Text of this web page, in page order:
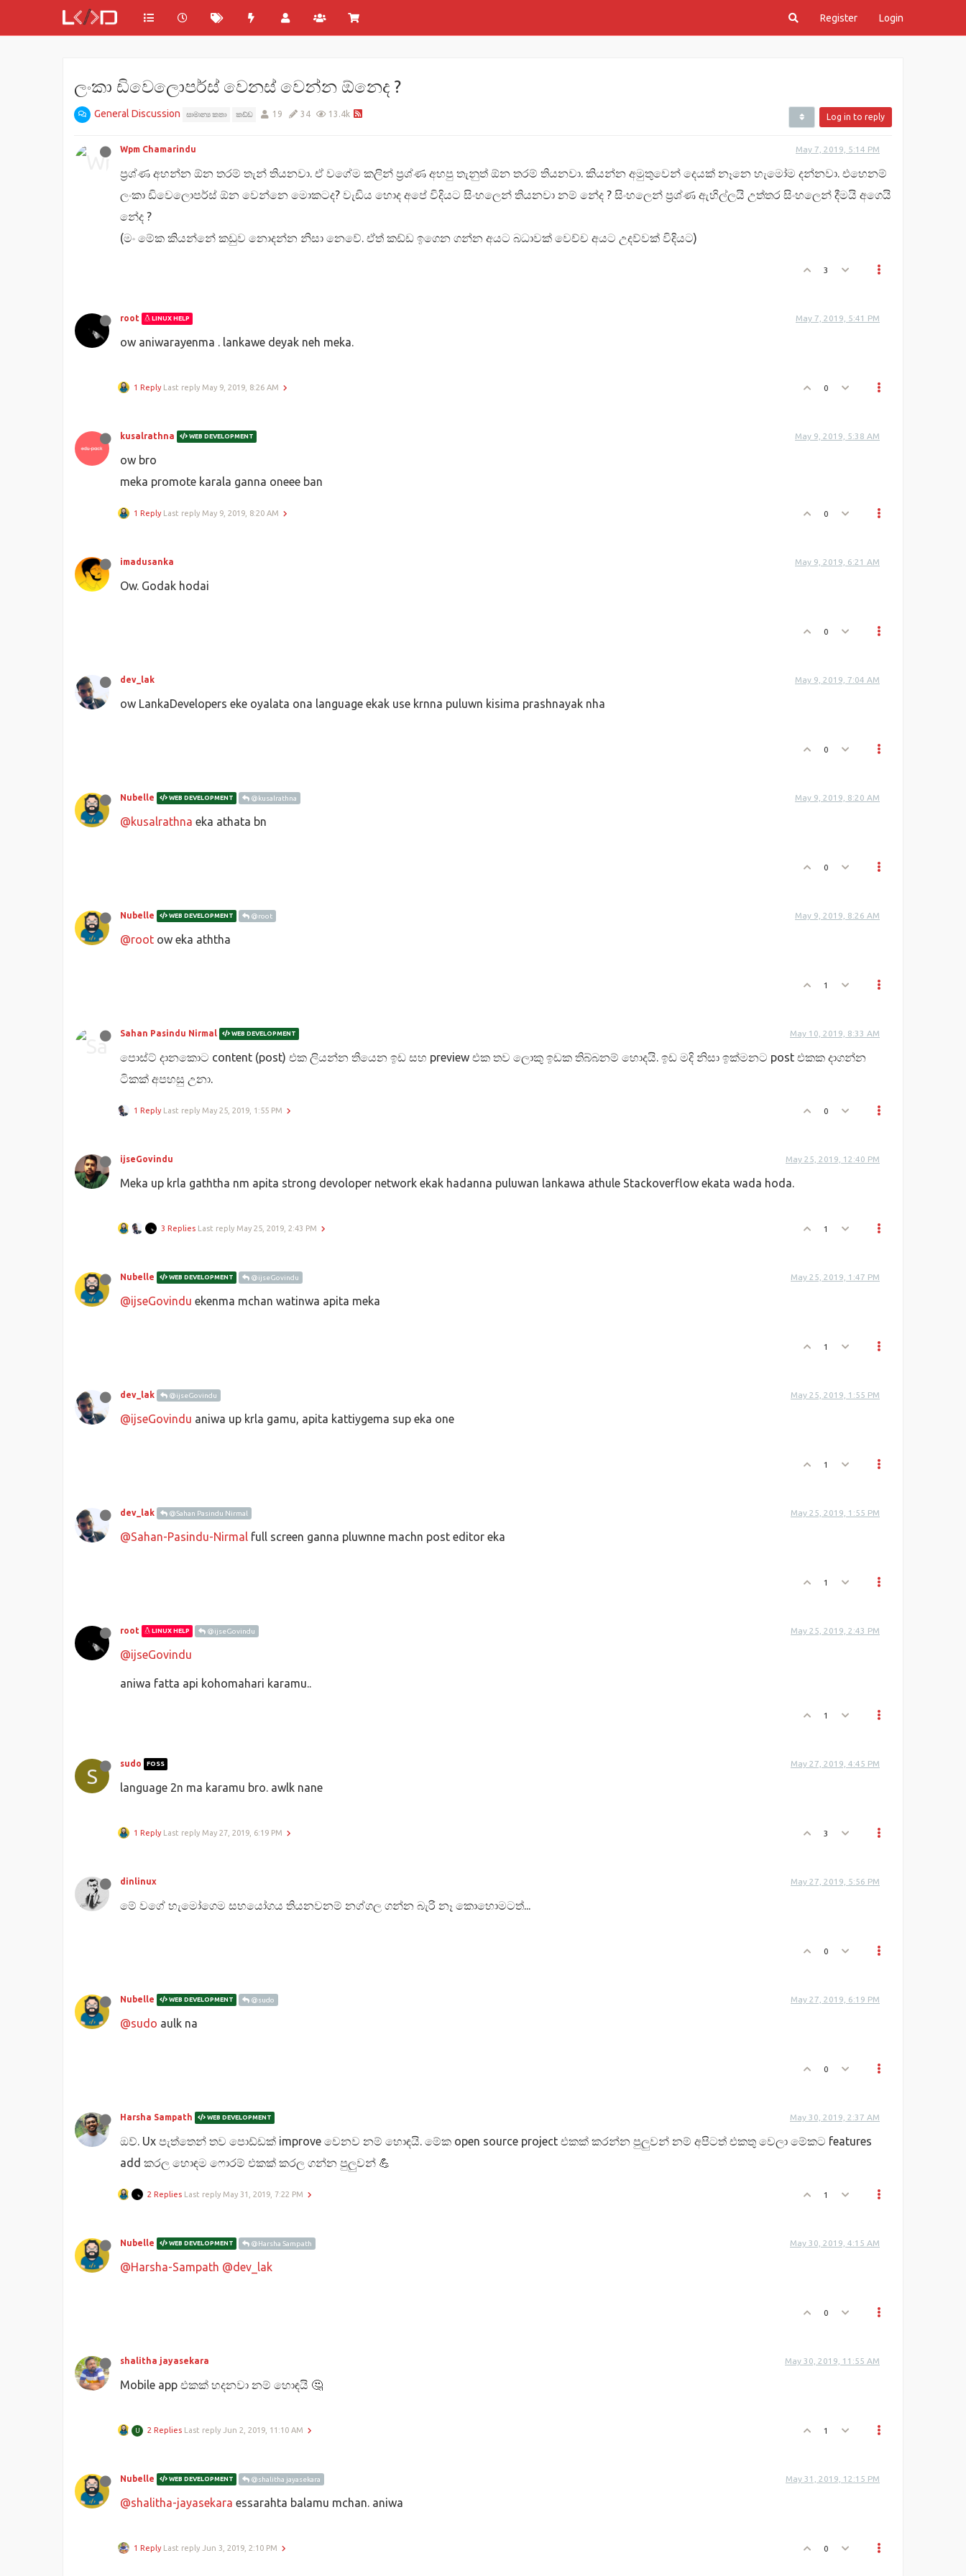
Register Login
ලංකා ඩිවෙලොපර්ස් වෙනස් වෙන්න ඕනෙද ?
General Discussion සාමාන්‍ය කතා කඩ්ඩ 19 34 13.4k Log in to reply
Wpm Chamarindu May 7, 2019, 5:14 PM
ප්‍රශ්ණ අහන්න ඕන තරම් තැන් තියනවා. ඒ වගේම කලින් ප්‍රශ්ණ අහපු තැනුත් ඕන තරම් තියනවා. කියන්න අමුතුවෙන් දෙයක් නෑනෙ හැමෝම දන්නවා. එහෙනම්
ලංකා ඩිවෙලොපර්ස් ඕන වෙන්නෙ මොකටද? වැඩිය හොද අපේ විදියට සිංහලෙන් තියනවා නම් නේද ? සිංහලෙන් ප්‍රශ්ණ ඇහිල්ලයි උත්තර සිංහලෙන් දීමයි අගෙයි
නේද ?
(මං මේක කියන්නේ කඩුව නොදන්න නිසා නෙවේ. ඒත් කඩ්ඩ ඉගෙන ගන්න අයට බධාවක් වෙච්ච අයට උදව්වක් විදියට)
3
root LINUX HELP May 7, 2019, 5:41 PM
ow aniwarayenma . lankawe deyak neh meka.
1 Reply Last reply May 9, 2019, 8:26 AM 0
kusalrathna WEB DEVELOPMENT May 9, 2019, 5:38 AM
ow bro
meka promote karala ganna oneee ban
1 Reply Last reply May 9, 2019, 8:20 AM 0
imadusanka May 9, 2019, 6:21 AM
Ow. Godak hodai
0
dev_lak May 9, 2019, 7:04 AM
ow LankaDevelopers eke oyalata ona language ekak use krnna puluwn kisima prashnayak nha
0
Nubelle WEB DEVELOPMENT @kusalrathna May 9, 2019, 8:20 AM
@kusalrathna eka athata bn
0
Nubelle WEB DEVELOPMENT @root May 9, 2019, 8:26 AM
@root ow eka aththa
1
Sahan Pasindu Nirmal WEB DEVELOPMENT May 10, 2019, 8:33 AM
පොස්ට් දානකොට content (post) එක ලියන්න තියෙන ඉඩ සහ preview එක තව ලොකු ඉඩක තිබ්බනම් හොදයි. ඉඩ මදි නිසා ඉක්මනට post එකක දාගන්න
ටිකක් අපහසු උනා.
1 Reply Last reply May 25, 2019, 1:55 PM 0
ijseGovindu May 25, 2019, 12:40 PM
Meka up krla gaththa nm apita strong devoloper network ekak hadanna puluwan lankawa athule Stackoverflow ekata wada hoda.
3 Replies Last reply May 25, 2019, 2:43 PM 1
Nubelle WEB DEVELOPMENT @ijseGovindu May 25, 2019, 1:47 PM
@ijseGovindu ekenma mchan watinwa apita meka
1
dev_lak @ijseGovindu May 25, 2019, 1:55 PM
@ijseGovindu aniwa up krla gamu, apita kattiygema sup eka one
1
dev_lak @Sahan Pasindu Nirmal May 25, 2019, 1:55 PM
@Sahan-Pasindu-Nirmal full screen ganna pluwnne machn post editor eka
1
root LINUX HELP @ijseGovindu May 25, 2019, 2:43 PM
@ijseGovindu
aniwa fatta api kohomahari karamu..
1
S
sudo FOSS May 27, 2019, 4:45 PM
language 2n ma karamu bro. awlk nane
1 Reply Last reply May 27, 2019, 6:19 PM 3
dinlinux May 27, 2019, 5:56 PM
මේ වගේ හැමෝගෙම සහයෝගය තියනවනම් නග්ගල ගන්න බැරි නෑ කොහොමටත්...
0
Nubelle WEB DEVELOPMENT @sudo May 27, 2019, 6:19 PM
@sudo aulk na
0
Harsha Sampath WEB DEVELOPMENT May 30, 2019, 2:37 AM
ඔව්. Ux පැත්තෙන් තව පොඩ්ඩක් improve වෙනව නම් හොඳයි. මේක open source project එකක් කරන්න පුලුවන් නම් අපිටත් එකතු වෙලා මේකට features
add කරල හොඳම ෆොරම් එකක් කරල ගන්න පුලුවන් 💪
2 Replies Last reply May 31, 2019, 7:22 PM 1
Nubelle WEB DEVELOPMENT @Harsha Sampath May 30, 2019, 4:15 AM
@Harsha-Sampath @dev_lak
0
shalitha jayasekara May 30, 2019, 11:55 AM
Mobile app එකක් හදනවා නම් හොඳයි 🤔
U 2 Replies Last reply Jun 2, 2019, 11:10 AM 1
Nubelle WEB DEVELOPMENT @shalitha jayasekara May 31, 2019, 12:15 PM
@shalitha-jayasekara essarahta balamu mchan. aniwa
1 Reply Last reply Jun 3, 2019, 2:10 PM 0